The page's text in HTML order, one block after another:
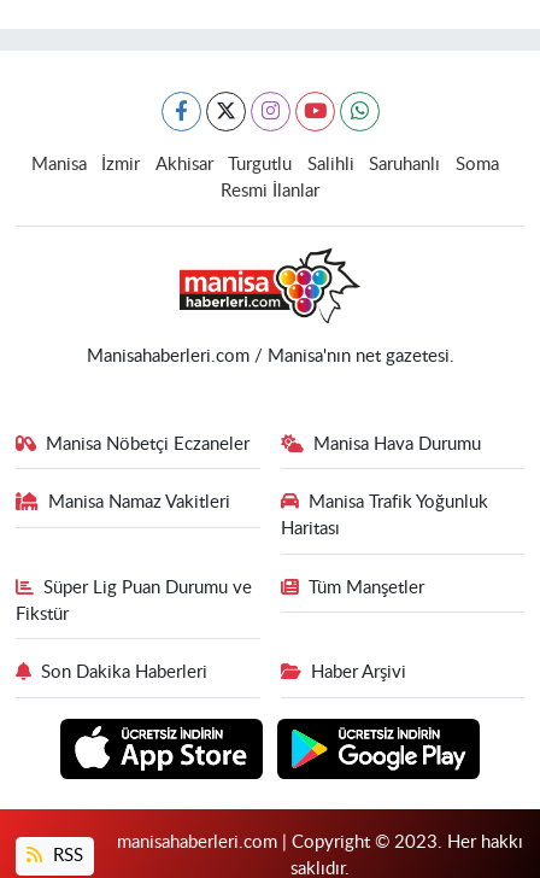
Manisa İzmir Akhisar Turgutlu Salihli Saruhanlı
Soma
Resmi İlanlar
Manisahaberleri.com / Manisa'nın net gazetesi.
Manisa Nöbetçi Eczaneler Manisa Hava Durumu
Manisa Namaz Vakitleri
Manisa Trafik Yoğunluk
Haritası
Süper Lig Puan Durumu ve
Fikstür
Tüm Manşetler
Son Dakika Haberleri Haber Arşivi
RSS
manisahaberleri.com | Copyright © 2023. Her hakkı
saklıdır.